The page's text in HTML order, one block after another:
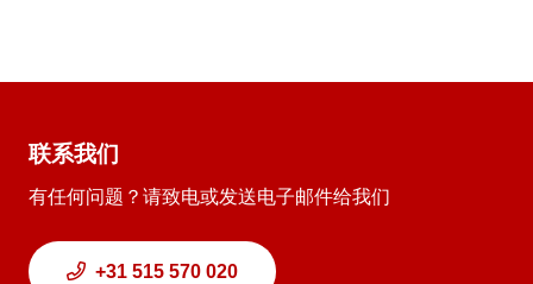
联系我们
有任何问题？请致电或发送电子邮件给我们
+31 515 570 020